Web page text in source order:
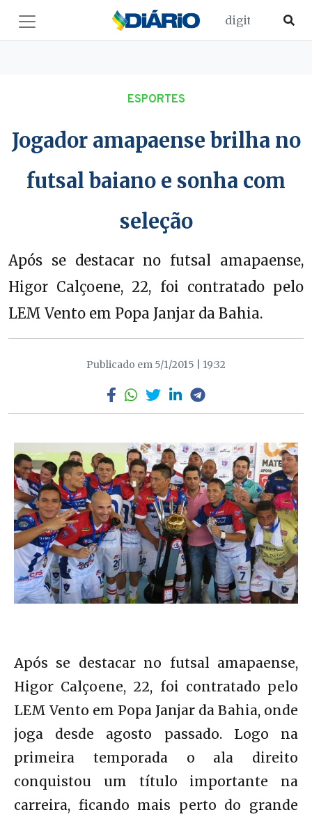
ESPORTES
Jogador amapaense brilha no
futsal baiano e sonha com
seleção
Após se destacar no futsal amapaense,
Higor Calçoene, 22, foi contratado pelo
LEM Vento em Popa Janjar da Bahia.
Publicado em 5/1/2015 | 19:32
Após se destacar no futsal amapaense,
Higor Calçoene, 22, foi contratado pelo
LEM Vento em Popa Janjar da Bahia, onde
joga desde agosto passado. Logo na
primeira temporada o ala direito
conquistou um título importante na
carreira, ficando mais perto do grande